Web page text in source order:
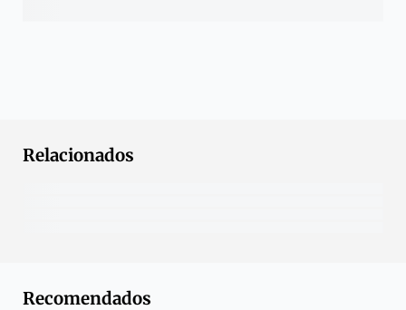
Relacionados
Recomendados